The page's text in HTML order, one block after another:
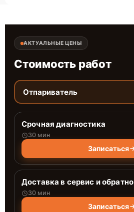
АКТУАЛЬНЫЕ ЦЕНЫ
Стоимость работ
Отпариватель
Срочная диагностика
30 мин
Записаться
Доставка в сервис и обратно
30 мин
Записаться